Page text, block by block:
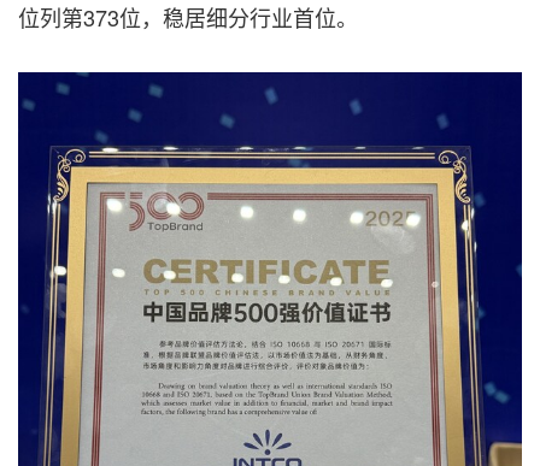
位列第373位，稳居细分行业首位。